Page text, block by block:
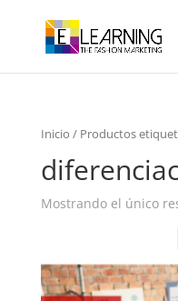
Inicio / Productos
Mostrando el único